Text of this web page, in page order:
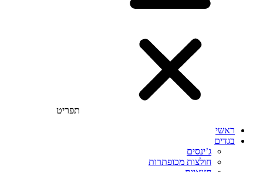
תפריט
ראשי
בגדים
ג’ינסים
חולצות מכופתרות